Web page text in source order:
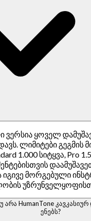
ყოველ
ლიმიტები გეგმის
1.000 სიტყვა, Pro
მორგებული
არა HumanTone
ენებს?